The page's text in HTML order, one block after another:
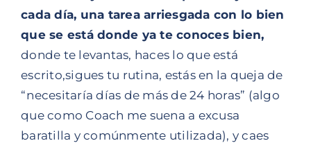
cada día, una tarea arriesgada con lo bien
que se está donde ya te conoces bien,
donde te levantas, haces lo que está
escrito,sigues tu rutina, estás en la queja de
“necesitaría días de más de 24 horas” (algo
que como Coach me suena a excusa
baratilla y comúnmente utilizada), y caes